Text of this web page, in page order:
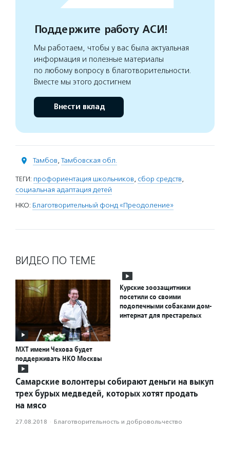
Поддержите работу АСИ!
Мы работаем, чтобы у вас была актуальная
информация и полезные материалы
по любому вопросу в благотворительности.
Вместе мы этого достигнем
Внести вклад
Тамбов, Тамбовская обл.
ТЕГИ: профориентация школьников, сбор средств,
социальная адаптация детей
НКО: Благотворительный фонд «Преодоление»
ВИДЕО ПО ТЕМЕ
МХТ имени Чехова будет
поддерживать НКО Москвы
Курские зоозащитники
посетили со своими
подопечными собаками дом-
интернат для престарелых
Самарские волонтеры собирают деньги на выкуп
трех бурых медведей, которых хотят продать
на мясо
27.08.2018 · Благотвори­тель­ность и доброволь­чест­во